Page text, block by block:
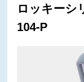
ロッキー
104-P